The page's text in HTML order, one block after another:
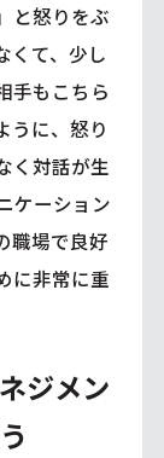
と怒りをぶ
くて、少し
手もこちら
うに、怒り
く対話が生
ケーション
職場で良好
に非常に重
ジメン